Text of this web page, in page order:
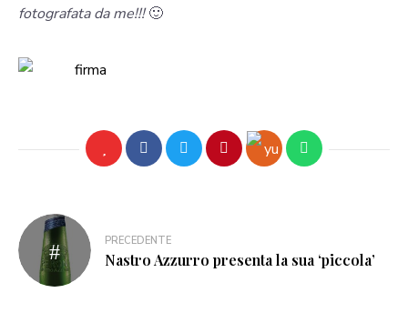
fotografata da me!!!🙂
PRECEDENTE
Nastro Azzurro presenta la sua ‘piccola’